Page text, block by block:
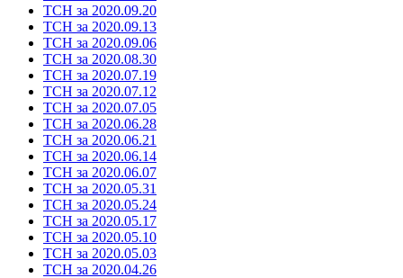
ТСН за 2020.09.20
ТСН за 2020.09.13
ТСН за 2020.09.06
ТСН за 2020.08.30
ТСН за 2020.07.19
ТСН за 2020.07.12
ТСН за 2020.07.05
ТСН за 2020.06.28
ТСН за 2020.06.21
ТСН за 2020.06.14
ТСН за 2020.06.07
ТСН за 2020.05.31
ТСН за 2020.05.24
ТСН за 2020.05.17
ТСН за 2020.05.10
ТСН за 2020.05.03
ТСН за 2020.04.26